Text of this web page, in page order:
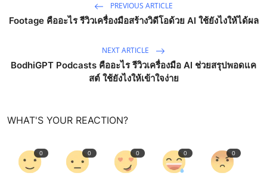
PREVIOUS ARTICLE
Footage คืออะไร รีวิวเครื่องมือสร้างวิดีโอด้วย AI ใช้ยังไงให้ได้ผล
NEXT ARTICLE
BodhiGPT Podcasts คืออะไร รีวิวเครื่องมือ AI ช่วยสรุปพอดแค
สต์ ใช้ยังไงให้เข้าใจง่าย
WHAT'S YOUR REACTION?
0 0 0 0 0